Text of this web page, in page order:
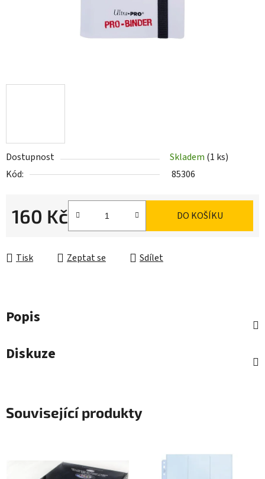
Dostupnost Skladem (1 ks)
Kód:
85306
160 Kč DO KOŠÍKU
Tisk Zeptat se Sdílet
Popis
Diskuze
Související produkty